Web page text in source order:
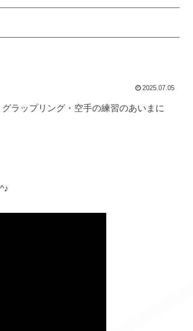
2025.07.05
ラップリング・空手の練習のあいまに